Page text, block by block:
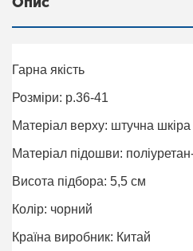
Гарна якість
Розміри: р.36-41
Матеріал верху: штучна шкіра
Матеріал підошви:
Висота підбора: 5,5 см
Колір: чорний
Країна виробник: Китай